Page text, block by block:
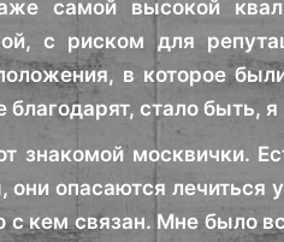
самой высокой
с риском для
в которое
стало быть, я
знакомой москвички.
опасаются лечиться
с кем связан. Мне было